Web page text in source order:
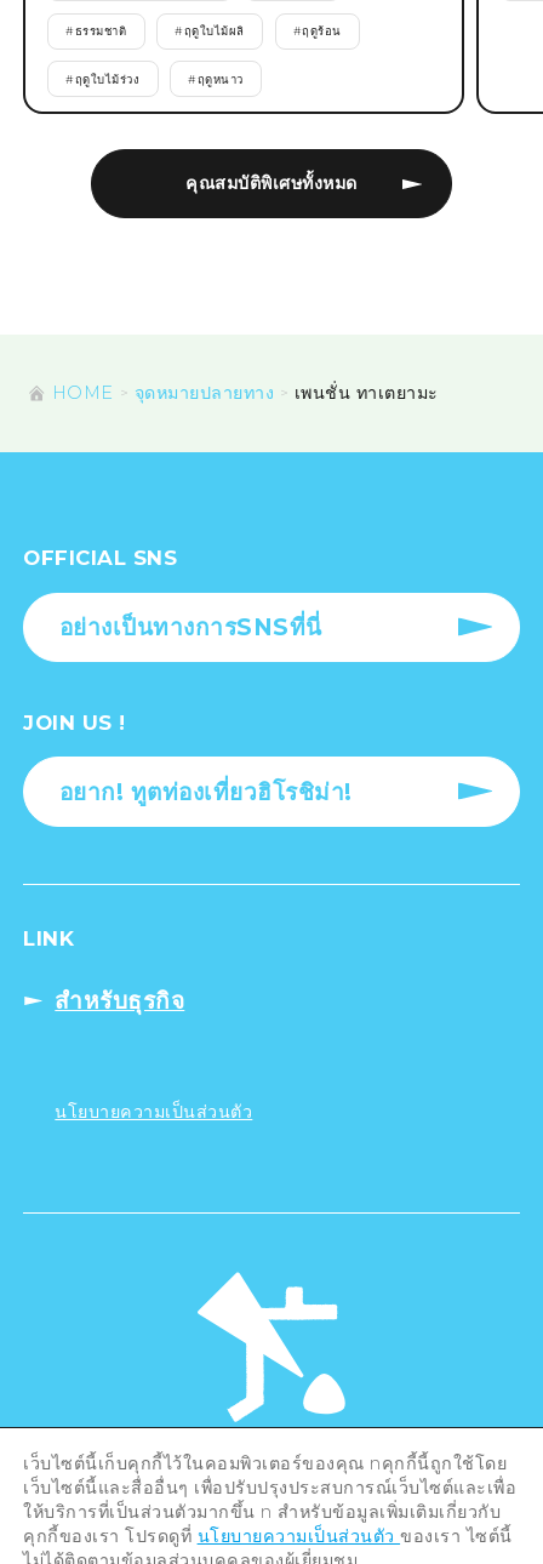
คุณสมบัติพิเศษทั้งหมด
#ธรรมชาติ #ฤดูใบไม้ผลิ #ฤดูร้อน
#ฤดูใบไม้ร่วง #ฤดูหนาว
HOME จุดหมายปลายทาง เพนชั่น ทาเตยามะ
OFFICIAL SNS
อย่างเป็นทางการSNSที่นี่
JOIN US !
อยาก! ทูตท่องเที่ยวฮิโรชิม่า!
LINK
สำหรับธุรกิจ
นโยบายความเป็นส่วนตัว
©Hiroshima Tourism Association /
Hiroshima Prefecture / Hiroshima City .
All rights reserved
เว็บไซต์นี้เก็บคุกกี้ไว้ในคอมพิวเตอร์ของคุณ nคุกกี้นี้ถูกใช้โดย
เว็บไซต์นี้และสื่ออื่นๆ เพื่อปรับปรุงประสบการณ์เว็บไซต์และเพื่อ
ให้บริการที่เป็นส่วนตัวมากขึ้น n สำหรับข้อมูลเพิ่มเติมเกี่ยวกับ
คุกกี้ของเรา โปรดดูที่ นโยบายความเป็นส่วนตัวของเรา ไซต์นี้